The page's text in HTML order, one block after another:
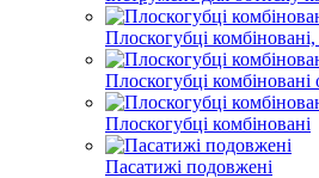
Плоскогубці комбіновані,
Плоскогубці комбіновані
Плоскогубці комбіновані
Пасатижі подовжені